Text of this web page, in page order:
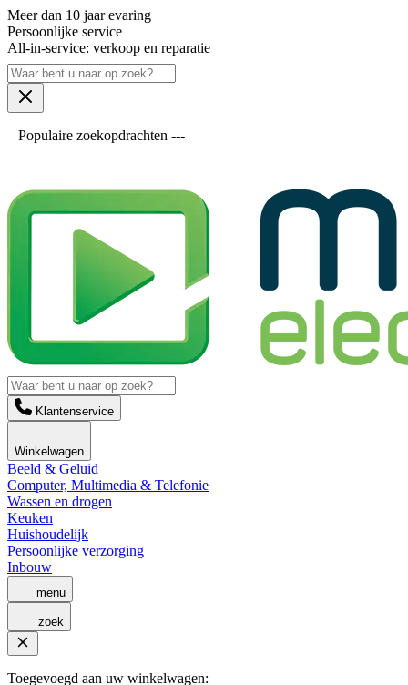
Meer dan 10 jaar evaring
Persoonlijke service
All-in-service: verkoop en reparatie
Populaire zoekopdrachten ---
Klantenservice
Winkelwagen
Beeld & Geluid
Computer, Multimedia & Telefonie
Wassen en drogen
Keuken
Huishoudelijk
Persoonlijke verzorging
Inbouw
menu
zoek
Toegevoegd aan uw winkelwagen: